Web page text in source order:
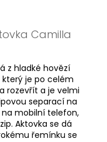
Camilla
z hladké hovězí
který je po celém
rozevřít a je velmi
separací na
na mobilní telefon,
Aktovka se dá
řemínku se